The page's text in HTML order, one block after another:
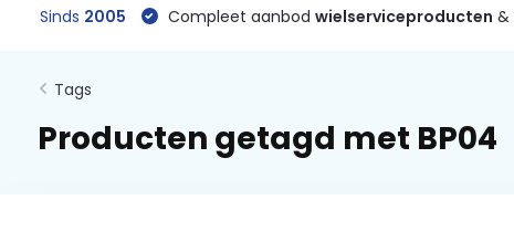
Sinds 2005 Compleet aanbod wielserviceproducten &
Tags
Producten getagd met BP04